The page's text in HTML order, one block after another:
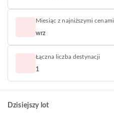
Miesiąc z najniższymi cenami
wrz
Łączna liczba destynacji
1
Dzisiejszy lot